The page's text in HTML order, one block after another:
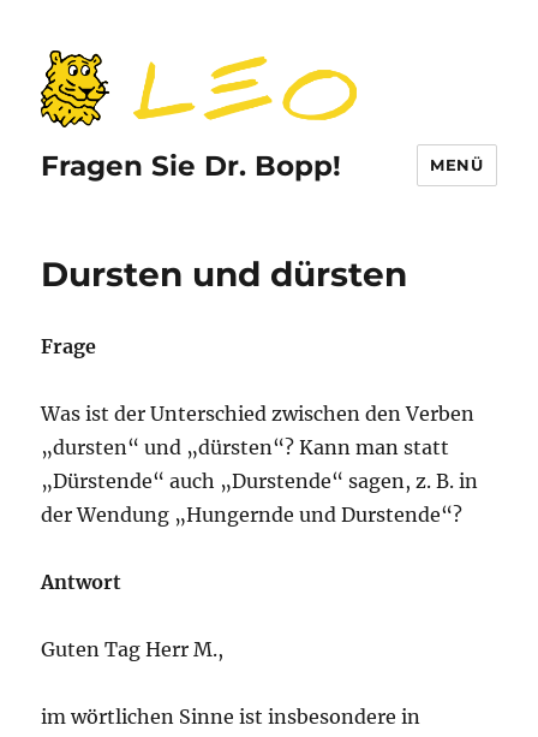
Fragen Sie Dr. Bopp! MENÜ
Dursten und dürsten
Frage
Was ist der Unterschied zwischen den Verben
„dursten“ und „dürsten“? Kann man statt
„Dürstende“ auch „Durstende“ sagen, z. B. in
der Wendung „Hungernde und Durstende“?
Antwort
Guten Tag Herr M.,
im wörtlichen Sinne ist insbesondere in